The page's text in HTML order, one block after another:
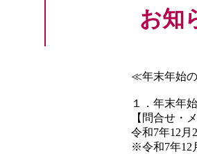
お知
≪年末年始
１．年末年
【問合せ・
令和7年12
※令和7年12